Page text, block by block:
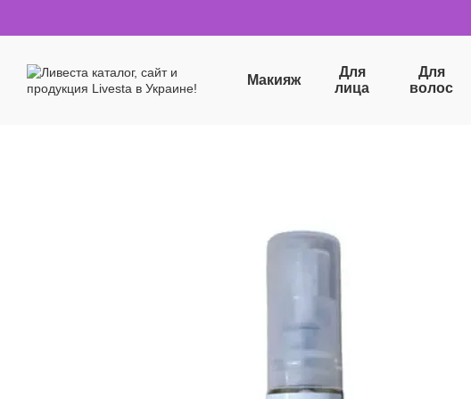
Макияж
Для
лица
Для
волос